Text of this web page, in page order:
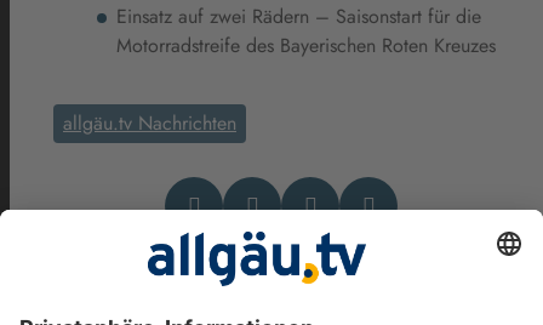
Einsatz auf zwei Rädern – Saisonstart für die
Motorradstreife des Bayerischen Roten Kreuzes
allgäu.tv Nachrichten